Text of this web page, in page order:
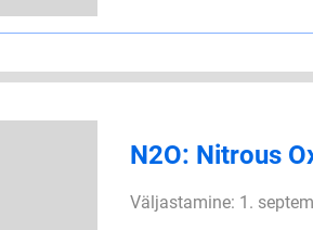
N2O: Nitrous
Väljastamine: 1.